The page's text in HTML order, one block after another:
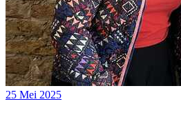
25 Mei 2025